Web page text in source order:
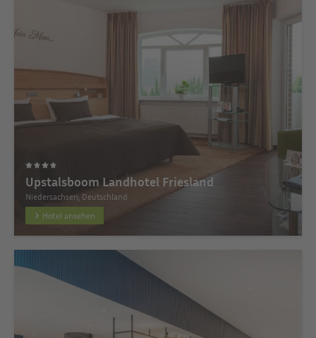
Upstalsboom Landhotel Friesland
Niedersachsen, Deutschland
Hotel ansehen